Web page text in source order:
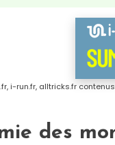
i-run.fr, alltricks.fr
des